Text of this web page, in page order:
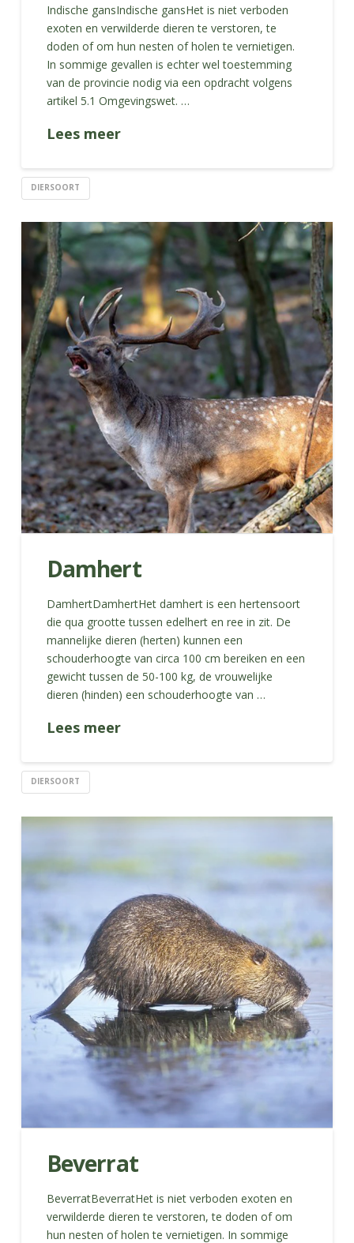
Indische gansIndische gansHet is niet verboden
exoten en verwilderde dieren te verstoren, te
doden of om hun nesten of holen te vernietigen.
In sommige gevallen is echter wel toestemming
van de provincie nodig via een opdracht volgens
artikel 5.1 Omgevingswet. …
Lees meer
DIERSOORT
Damhert
DamhertDamhertHet damhert is een hertensoort
die qua grootte tussen edelhert en ree in zit. De
mannelijke dieren (herten) kunnen een
schouderhoogte van circa 100 cm bereiken en een
gewicht tussen de 50-100 kg, de vrouwelijke
dieren (hinden) een schouderhoogte van …
Lees meer
DIERSOORT
Beverrat
BeverratBeverratHet is niet verboden exoten en
verwilderde dieren te verstoren, te doden of om
hun nesten of holen te vernietigen. In sommige